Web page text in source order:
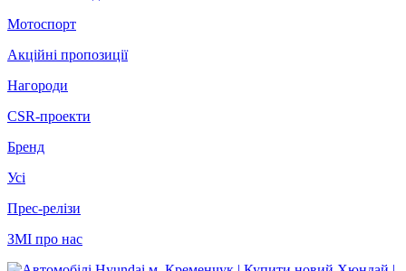
Мотоспорт
Акційні пропозиції
Нагороди
CSR-проекти
Бренд
Усі
Прес-релізи
ЗМІ про нас